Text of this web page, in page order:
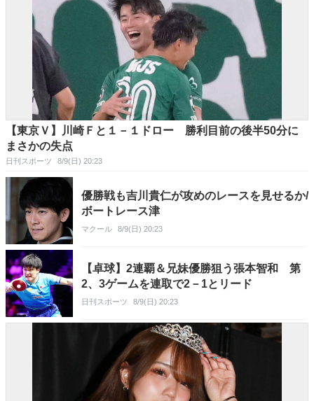
【東京Ｖ】川崎Ｆと１－１ドロー 勝利目前の後半50分に
まさかの失点
日刊スポーツ 8/9(日) 20:23
優勝戦も吉川貴仁が攻めのレースを見せるか/
ボートレース津
マクール 8/9(日) 20:23
【卓球】2連覇＆兄妹優勝狙う張本智和 第
2、3ゲームを連取で2－1とリード
日刊スポーツ 8/9(日) 20:23